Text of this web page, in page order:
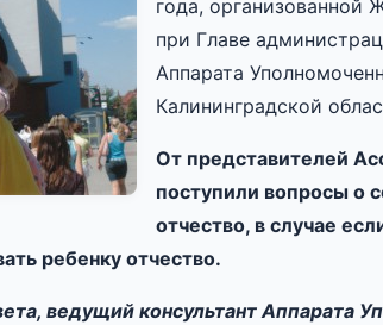
года, организованной
при Главе
Аппарата
Калининградской
От представителей
поступили вопросы о
отчество, в случае
ребенку отчество.
ведущий консультант Аппарата